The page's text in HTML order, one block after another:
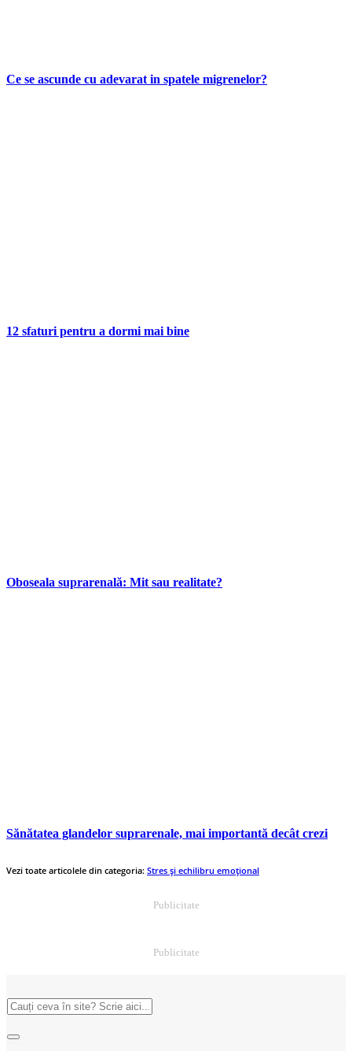
Ce se ascunde cu adevarat in spatele migrenelor?
12 sfaturi pentru a dormi mai bine
Oboseala suprarenală: Mit sau realitate?
Sănătatea glandelor suprarenale, mai importantă decât crezi
Vezi toate articolele din categoria: Stres și echilibru emoțional
Publicitate
Publicitate